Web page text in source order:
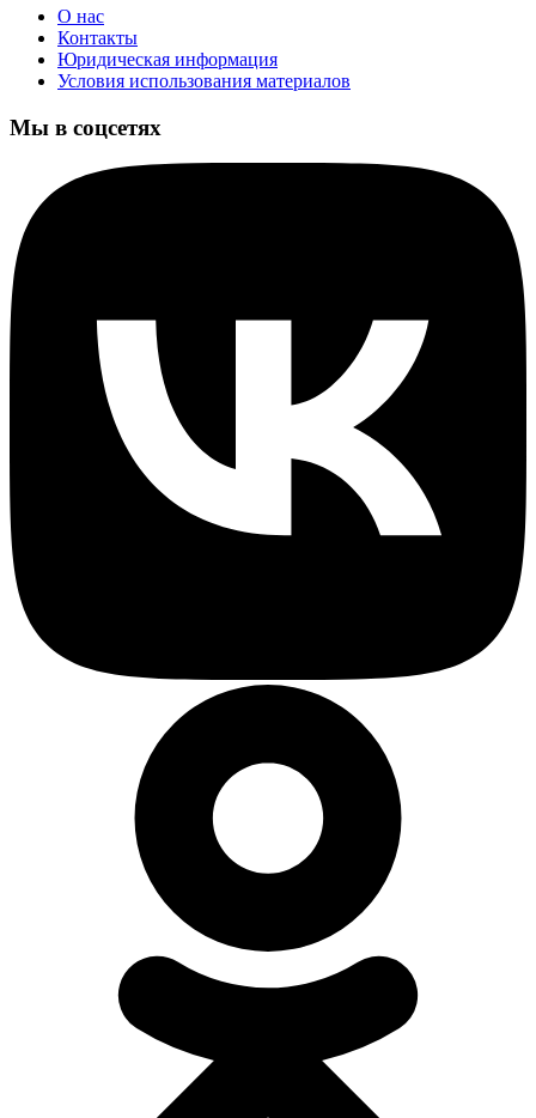
О нас
Контакты
Юридическая информация
Условия использования материалов
Мы в соцсетях